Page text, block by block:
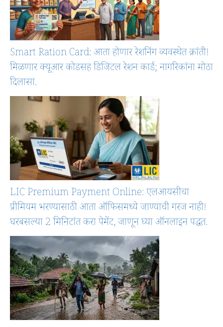
Smart Ration Card: आता होणार रेशनिंग व्यवस्थेत क्रांती!
मिळणार क्यूआर कोडसह डिजिटल रेशन कार्ड; नागरिकांना मोठा
दिलासा.
LIC Premium Payment Online: एलआयसीचा
प्रीमियम भरण्यासाठी आता ऑफिसमध्ये जाण्याची गरज नाही!
घरबसल्या 2 मिनिटांत करा पेमेंट, जाणून घ्या ऑनलाइन पद्धत.